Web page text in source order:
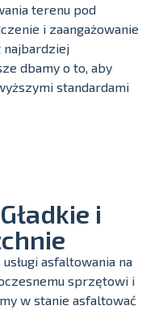
terenu pod
i zaangażowanie
najbardziej
dbamy o to, aby
standardami
i
asfaltowania na
sprzętowi i
w stanie asfaltować